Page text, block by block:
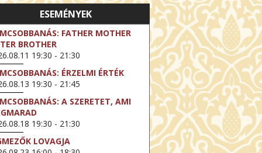
ESEMÉNYEK
FATHER MOTHER
BROTHER
19:30 - 21:30
ÉRZELMI ÉRTÉK
19:30 - 21:45
A SZERETET, AMI
19:30 - 21:30
LOVAGJA